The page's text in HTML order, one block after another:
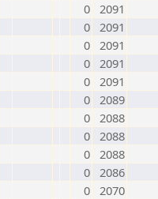
0 2091
0 2091
0 2091
0 2091
0 2091
0 2089
0 2088
0 2088
0 2088
0 2086
0 2070